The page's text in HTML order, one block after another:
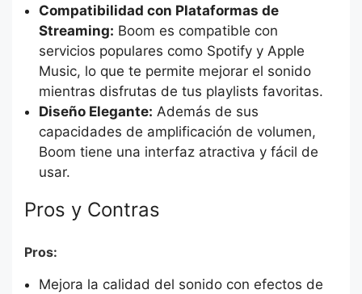
Compatibilidad con Plataformas de
Streaming: Boom es compatible con
servicios populares como Spotify y Apple
Music, lo que te permite mejorar el sonido
mientras disfrutas de tus playlists favoritas.
Diseño Elegante: Además de sus
capacidades de amplificación de volumen,
Boom tiene una interfaz atractiva y fácil de
usar.
Pros y Contras
Pros:
Mejora la calidad del sonido con efectos de